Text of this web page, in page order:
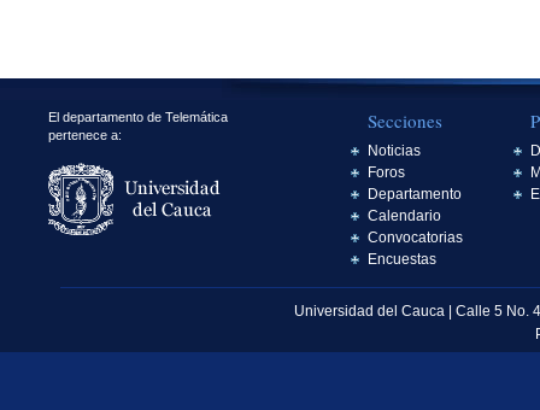
El departamento de Telemática
pertenece a:
Secciones
Noticias
Foros
Departamento
Calendario
Convocatorias
Encuestas
Universidad del Cauca | Calle 5 No.